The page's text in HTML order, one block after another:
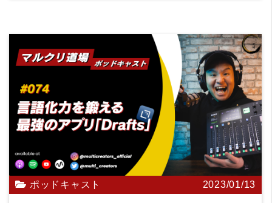
ポッドキャスト 2023/01/13